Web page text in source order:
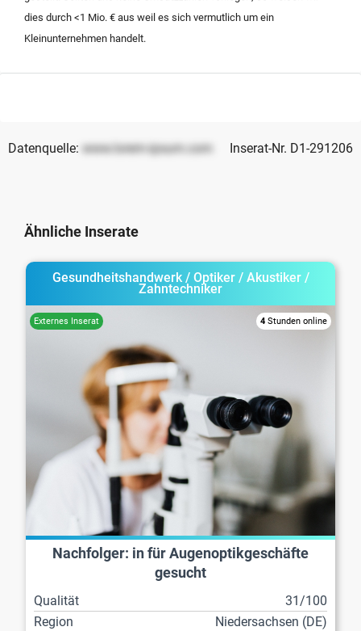
dies durch <1 Mio. € aus weil es sich vermutlich um ein
Kleinunternehmen handelt.
Datenquelle: www.lorem-ipsum.com Inserat-Nr. D1-291206
Ähnliche Inserate
Gesundheitshandwerk / Optiker / Akustiker /
Zahntechniker
4 Stunden online
Nachfolger: in für Augenoptikgeschäfte
gesucht
Qualität
31/100
Region
Niedersachsen (DE)